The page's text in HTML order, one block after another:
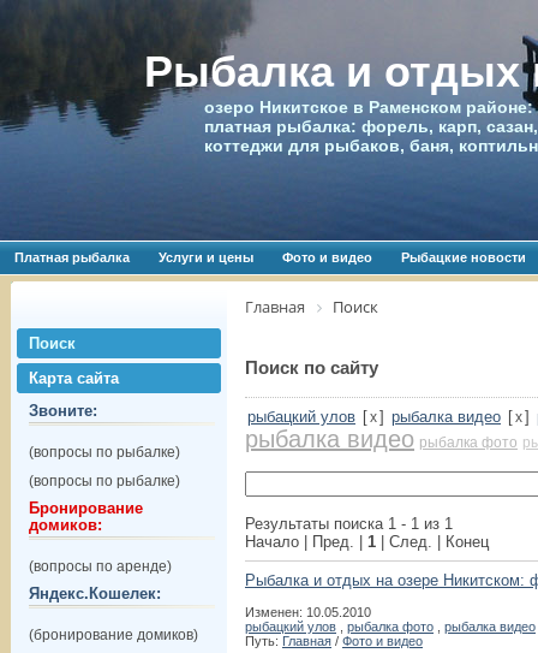
Рыбалка и отдых
озеро Никитское в Раменском
платная рыбалка: форель, карп,
коттеджи для рыбаков, баня,
Платная рыбалка Услуги и цены Фото и видео Рыбацкие новости
Поиск
Карта сайта
Звоните:
(вопросы по рыбалке)
(вопросы по рыбалке)
Бронирование
домиков:
(вопросы по аренде)
Яндекс.Кошелек:
(бронирование домиков)
Главная Поиск
Поиск по сайту
рыбацкий улов [x] рыбалка видео [x]
рыбалка видео рыбалка фото
Результаты поиска 1 - 1 из 1
Начало | Пред. | 1 | След. | Конец
Рыбалка и отдых на озере Никитском:
Изменен: 10.05.2010
рыбацкий улов
рыбалка фото
рыбалка видео
Путь: Главная / Фото и видео